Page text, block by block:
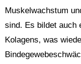
Muskelwachstum
sind. Es bildet auch
Kolagens, was